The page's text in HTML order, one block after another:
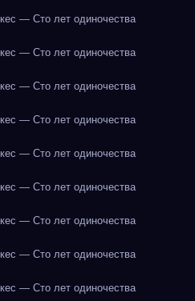
— Сто лет одиночества
— Сто лет одиночества
— Сто лет одиночества
— Сто лет одиночества
— Сто лет одиночества
— Сто лет одиночества
— Сто лет одиночества
— Сто лет одиночества
— Сто лет одиночества